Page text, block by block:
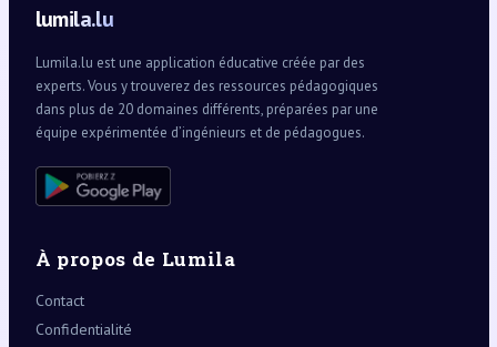
lumila.lu
Lumila.lu est une application éducative créée par des
experts. Vous y trouverez des ressources pédagogiques
dans plus de 20 domaines différents, préparées par une
équipe expérimentée d’ingénieurs et de pédagogues.
À propos de Lumila
Contact
Confidentialité